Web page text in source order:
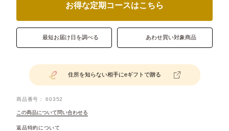
お得な定期コースはこちら
最短お届け日を調べる あわせ買い対象商品
住所を知らない相手にeギフトで贈る
商品番号 60352
この商品について問い合わせる
返品特約について